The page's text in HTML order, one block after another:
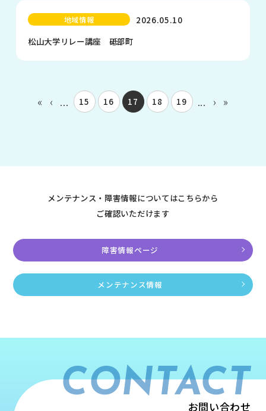
2026.05.10
地域情報
松山大学リレー講座 砥部町
« ‹ ... 15 16 17 18 19 ... › »
メンテナンス・障害情報についてはこちらから
ご確認いただけます
障害情報ページ
メンテナンス情報
CONTACT
お問い合わせ